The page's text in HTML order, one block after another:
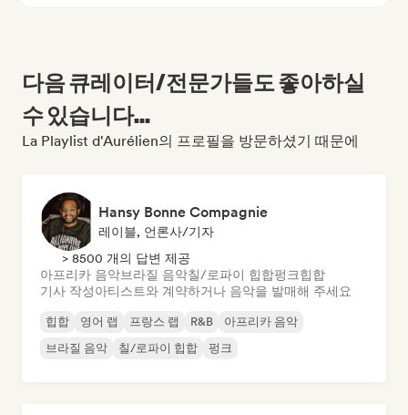
다음 큐레이터/전문가들도 좋아하실
수 있습니다...
La Playlist d'Aurélien의 프로필을 방문하셨기 때문에
Hansy Bonne Compagnie
레이블, 언론사/기자
> 8500 개의 답변 제공
아프리카 음악브라질 음악칠/로파이 힙합펑크힙합
기사 작성아티스트와 계약하거나 음악을 발매해 주세요
힙합 영어 랩 프랑스 랩 R&B
아프리카 음악
브라질 음악
칠/로파이 힙합 펑크